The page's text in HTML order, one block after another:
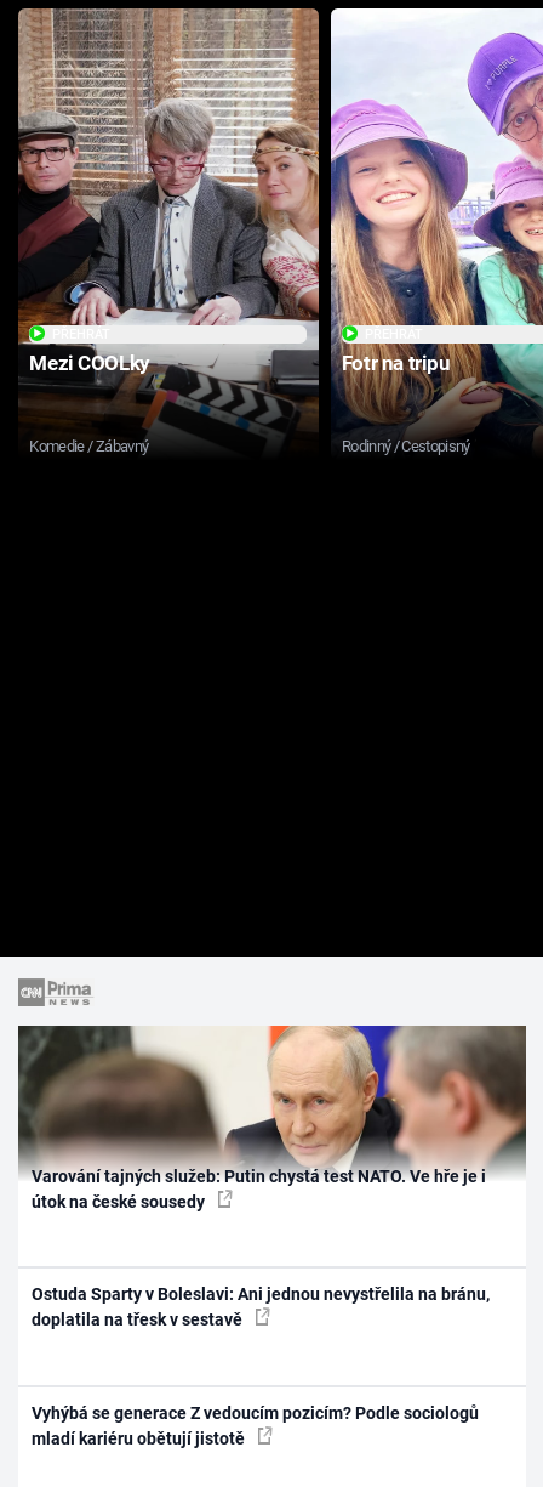
Mezi COOLky
Komedie / Zábavný
Fotr na tripu
Rodinný / Cestopisný
Varování tajných služeb: Putin chystá test NATO. Ve hře je i
útok na české sousedy
Ostuda Sparty v Boleslavi: Ani jednou nevystřelila na bránu,
doplatila na třesk v sestavě
Vyhýbá se generace Z vedoucím pozicím? Podle sociologů
mladí kariéru obětují jistotě